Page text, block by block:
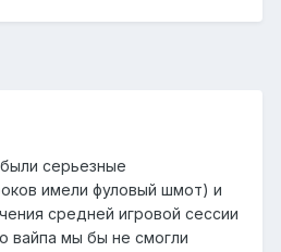
серьезные
имели фуловый шмот) и
средней игровой сессии
вайпа мы бы не смогли